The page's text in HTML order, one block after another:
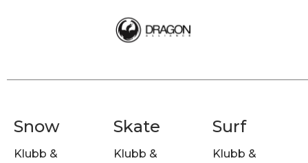
Snow
Klubb &
Skate
Klubb &
Surf
Klubb &